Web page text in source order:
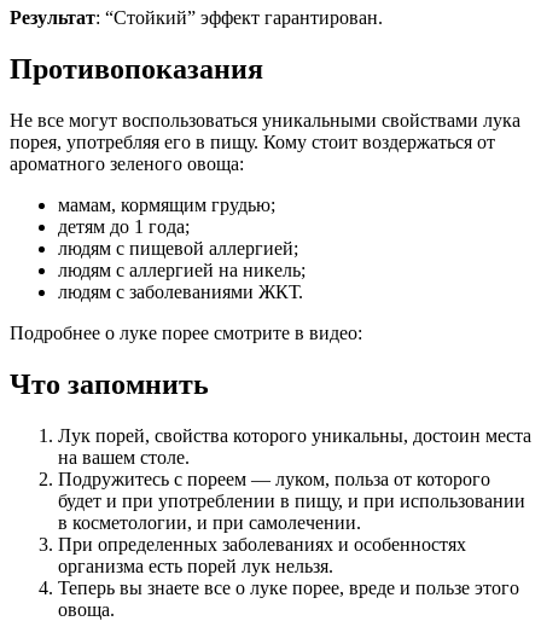
Результат: “Стойкий” эффект гарантирован.
Противопоказания
Не все могут воспользоваться уникальными свойствами лука
порея, употребляя его в пищу. Кому стоит воздержаться от
ароматного зеленого овоща:
мамам, кормящим грудью;
детям до 1 года;
людям с пищевой аллергией;
людям с аллергией на никель;
людям с заболеваниями ЖКТ.
Подробнее о луке порее смотрите в видео:
Что запомнить
Лук порей, свойства которого уникальны, достоин места
на вашем столе.
Подружитесь с пореем — луком, польза от которого
будет и при употреблении в пищу, и при использовании
в косметологии, и при самолечении.
При определенных заболеваниях и особенностях
организма есть порей лук нельзя.
Теперь вы знаете все о луке порее, вреде и пользе этого
овоща.